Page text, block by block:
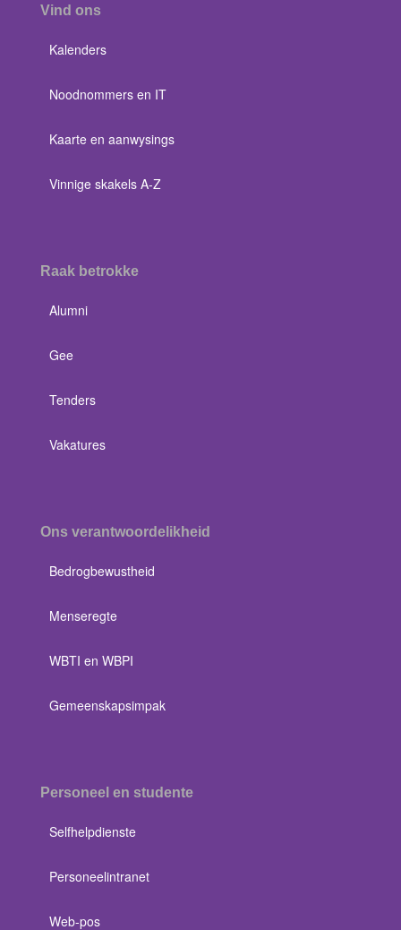
Vind ons
Kalenders
Noodnommers en IT
Kaarte en aanwysings
Vinnige skakels A-Z
Raak betrokke
Alumni
Gee
Tenders
Vakatures
Ons verantwoordelikheid
Bedrogbewustheid
Menseregte
WBTI en WBPI
Gemeenskapsimpak
Personeel en studente
Selfhelpdienste
Personeelintranet
Web-pos